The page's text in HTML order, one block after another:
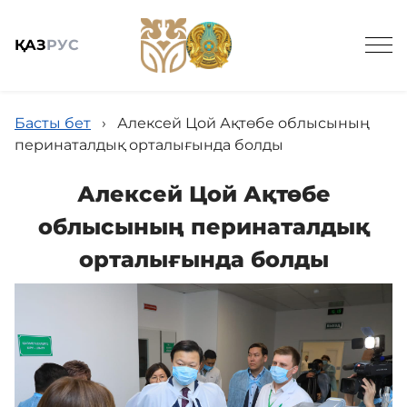
ҚАЗРУС
Жалпы мәлімет
Баспасөз
Заңнама және кадрлармен қамтамасыз ету
Мемлекеттік сатып алу
Басты бет ›
Алексей Цой Ақтөбе облысының
перинаталдық орталығында болды
Алексей Цой Ақтөбе
облысының перинаталдық
орталығында болды